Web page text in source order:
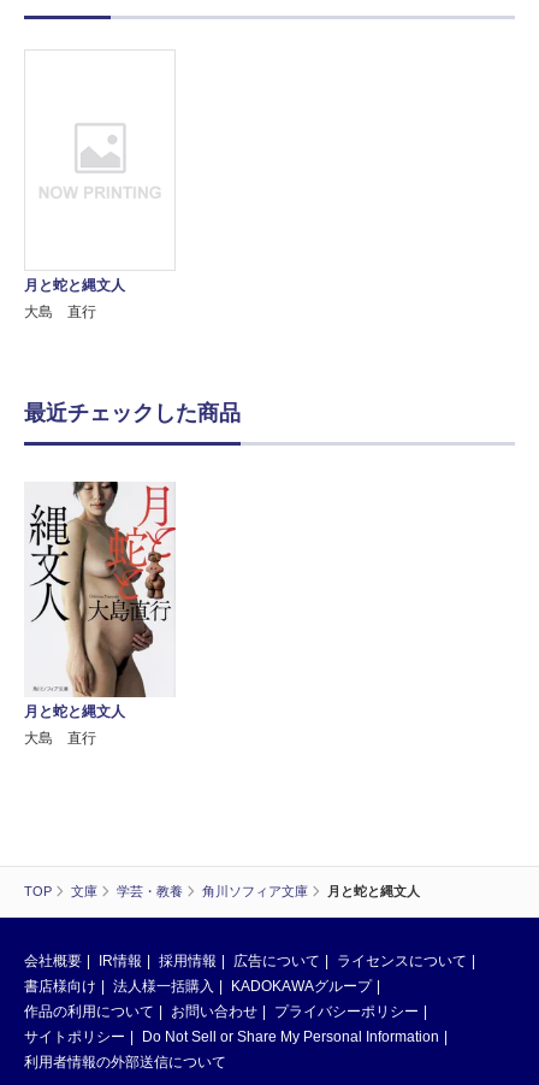
TOP 文庫 学芸・教養 角川ソフィア文庫 月と蛇と縄文人
月と蛇と縄文人
大島 直行
最近チェックした商品
月と蛇と縄文人
大島 直行
会社概要 IR情報 採用情報 広告について
ライセンスについて
書店様向け
法人様一括購入
KADOKAWAグループ
作品の利用について
お問い合わせ
プライバシーポリシー
サイトポリシー
Do Not Sell or Share My Personal Information
利用者情報の外部送信について